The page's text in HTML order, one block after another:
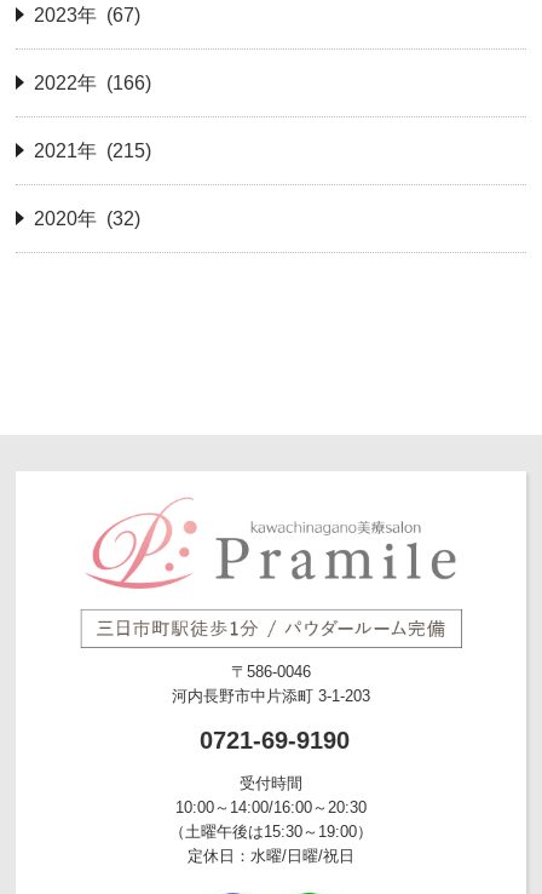
2023年 (67)
2022年 (166)
2021年 (215)
2020年 (32)
〒586-0046
河内長野市中片添町 3-1-203
0721-69-9190
受付時間
10:00～14:00/16:00～20:30
（土曜午後は15:30～19:00）
定休日：水曜/日曜/祝日